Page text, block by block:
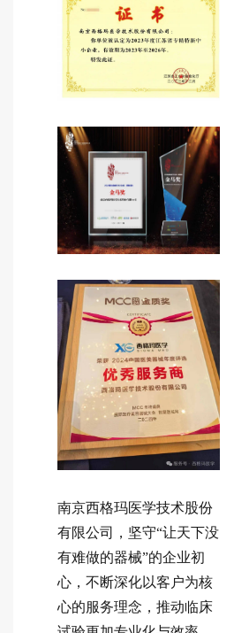
南京西格玛医学技术股份
有限公司，坚守“让天下没
有难做的器械”的企业初
心，不断深化以客户为核
心的服务理念，推动临床